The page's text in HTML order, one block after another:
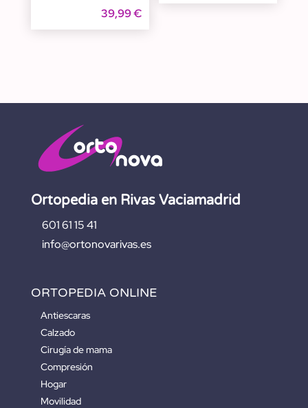
39,99€
Ortopedia en Rivas Vaciamadrid
601 61 15 41
info@ortonovarivas.es
ORTOPEDIA ONLINE
Antiescaras
Calzado
Cirugía de mama
Compresión
Hogar
Movilidad